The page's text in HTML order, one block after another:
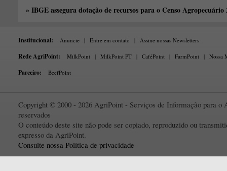
» IBGE assegura dotação de recursos para o Censo Agropecuário
Institucional: Anuncie | Entre em contato | Assine nossas Newsletters
Rede AgriPoint: MilkPoint | MilkPoint PT | CaféPoint | FarmPoint | Nossa
Parceiro: BeefPoint
Copyright © 2000 - 2026 AgriPoint - Serviços de Informação para o
reservados
O conteúdo deste site não pode ser copiado, reproduzido ou
expresso da AgriPoint.
Consulte nossa Política de privacidade